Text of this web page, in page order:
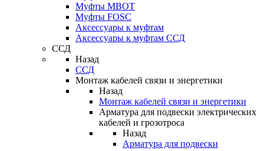
Муфты МВОТ
Муфты FOSC
Аксессуары к муфтам
Аксессуары к муфтам ССД
ССД
Назад
ССД
Монтаж кабелей связи и энергетики
Назад
Монтаж кабелей связи и энергетики
Арматура для подвески электрических
кабелей и грозотроса
Назад
Арматура для подвески